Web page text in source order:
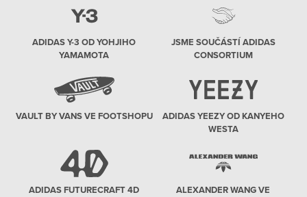
ADIDAS Y-3 OD YOHJIHO
YAMAMOTA
JSME SOUČÁSTÍ ADIDAS
CONSORTIUM
VAULT BY VANS VE FOOTSHOPU
ADIDAS YEEZY OD KANYEHO
WESTA
ADIDAS FUTURECRAFT 4D
ALEXANDER WANG VE